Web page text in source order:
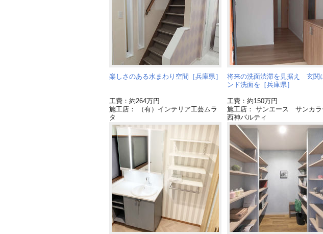
楽しさのある水まわり空間［兵庫県］
工費：約264万円
施工店： （有）インテリア工芸ムラ
タ
将来の洗面渋滞を見据え 玄関
ンド洗面を［兵庫県］
工費：約150万円
施工店： サンエース サンカラ
西神パルティ